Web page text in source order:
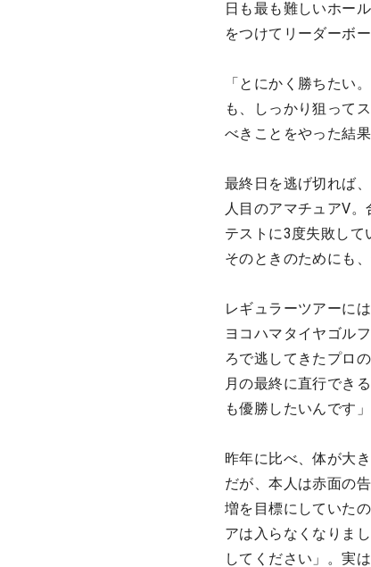
日も最も難しいホー
をつけてリーダーボ
「とにかく勝ちたい
も、しっかり狙って
べきことをやった結
最終日を逃げ切れば
人目のアマチュアV
テストに3度失敗して
そのときのためにも
レギュラーツアーに
ヨコハマタイヤゴル
ろで逃してきたプロ
月の最終に直行でき
も優勝したいんです」
昨年に比べ、体が大
だが、本人は赤面の
増を目標にしていた
アは入らなくなりま
してください」。実